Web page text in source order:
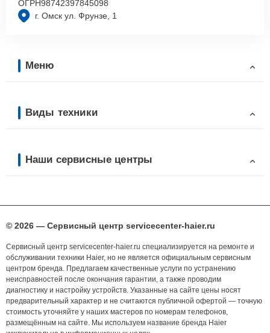
г. Омск ул. Фрунзе, 1
ОГРН98742397845098
Меню
Виды техники
Наши сервисные центры
© 2026 — Сервисный центр servicecenter-haier.ru
Сервисный центр servicecenter-haier.ru специализируется на ремонте и
обслуживании техники Haier, но не является официальным сервисным
центром бренда. Предлагаем качественные услуги по устранению
неисправностей после окончания гарантии, а также проводим
диагностику и настройку устройств. Указанные на сайте цены носят
предварительный характер и не считаются публичной офертой — точную
стоимость уточняйте у наших мастеров по номерам телефонов,
размещённым на сайте. Мы используем название бренда Haier